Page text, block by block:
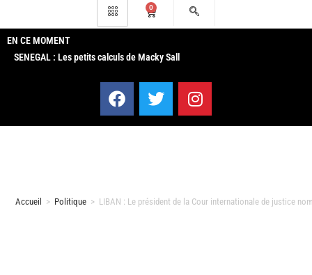
0
EN CE MOMENT
SENEGAL : Les petits calculs de Macky Sall
Accueil > Politique > LIBAN : Le président de la Cour internationale de justice